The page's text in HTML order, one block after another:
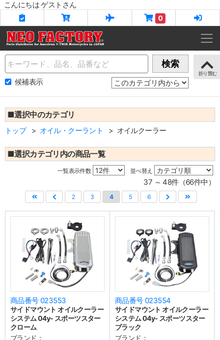
こんにちは ゲストさん
0
Name 検索
候補表示
■選択中のカテゴリ
トップ オイル・クーラント オイルクーラー
■選択カテゴリ内の商品一覧
一覧表示件数 並べ替え
37 ～ 48件（66件中）
2 3 4 5 6
商品番号 023553
サイドマウント オイルクーラー
システム 04y- スポーツスター
クローム
ブランド：
商品番号 023554
サイドマウント オイルクーラー
システム 04y- スポーツスター
ブラック
ブランド：